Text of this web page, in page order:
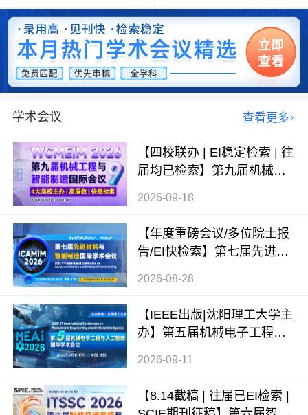
学术会议 查看更多
【四校联办 | EI稳定检索 | 往
届均已检索】第九届机械工
2026-09-18
【年度重磅会议/多位院士报
告/EI快检索】第七届先进材
2026-08-28
【IEEE出版|沈阳理工大学主
办】第五届机械电子工程与
2026-09-11
【8.14截稿 | 往届已EI检索 |